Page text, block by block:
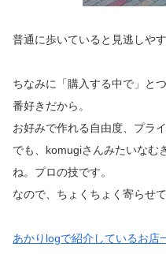
普通に歩いていると見逃しやす
ちなみに「購入する中で」と
番好きだから。
お好みで作れる自由度、プライ
でも、komugiさんみたいなむ
ね。プロの技です。
なので、ちょくちょく寄らせ
あかりlogで紹介しているお店